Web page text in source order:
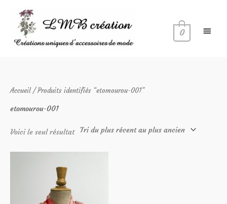
contenu
0
Accueil / Produits identifiés “etomourou-001”
etomourou-001
Voici le seul résultat